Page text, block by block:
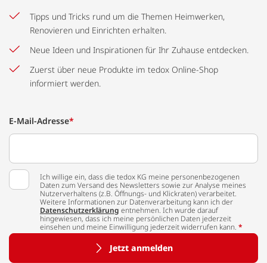
Tipps und Tricks rund um die Themen Heimwerken,
Renovieren und Einrichten erhalten.
Neue Ideen und Inspirationen für Ihr Zuhause entdecken.
Zuerst über neue Produkte im tedox Online-Shop
informiert werden.
E-Mail-Adresse*
Ich willige ein, dass die tedox KG meine personenbezogenen
Daten zum Versand des Newsletters sowie zur Analyse meines
Nutzerverhaltens (z.B. Öffnungs- und Klickraten) verarbeitet.
Weitere Informationen zur Datenverarbeitung kann ich der
Datenschutzerklärung entnehmen. Ich wurde darauf
hingewiesen, dass ich meine persönlichen Daten jederzeit
einsehen und meine Einwilligung jederzeit widerrufen kann. *
Jetzt anmelden